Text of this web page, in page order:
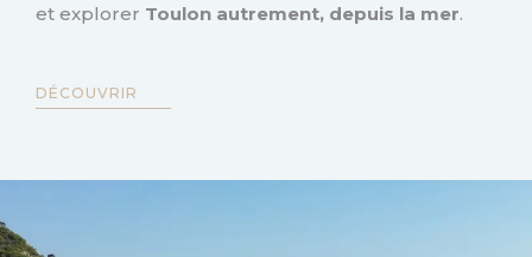
et explorer Toulon autrement, depuis la mer.
DÉCOUVRIR